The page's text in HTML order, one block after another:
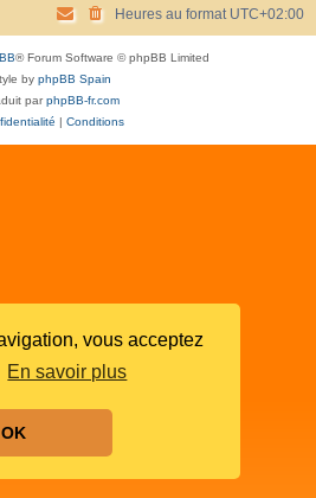
vous acceptez
En savoir plus
OK
Heures au format UTC+02:00
® Forum Software © phpBB Limited
by phpBB Spain
parphpBB-fr.com
Conditions